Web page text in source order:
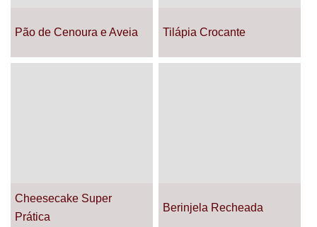
Pão de Cenoura e Aveia Tilápia Crocante
Cheesecake Super
Prática
Berinjela Recheada